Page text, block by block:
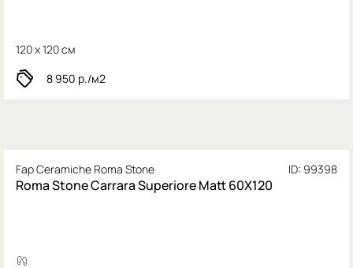
120 x 120 см
8 950 р./м2
Fap Ceramiche Roma Stone ID: 99398
Roma Stone Carrara Superiore Matt 60X120